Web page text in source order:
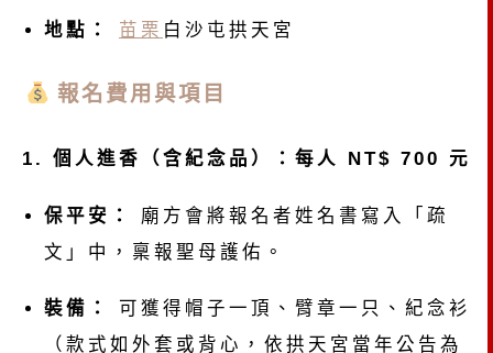
地點： 苗栗 白沙屯拱天宮
報名費用與項目
1. 個人進香（含紀念品）：每人 NT$ 700 元
保平安：
廟方會將報名者姓名書寫入「疏
文」中，稟報聖母護佑。
裝備：
可獲得帽子一頂、臂章一只、紀念衫
（款式如外套或背心，依拱天宮當年公告為